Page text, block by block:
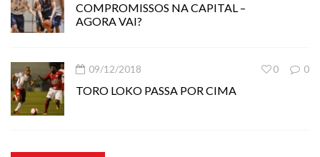
COMPROMISSOS NA CAPITAL –
AGORA VAI?
09/12/2018 0
0
TORO LOKO PASSA POR CIMA